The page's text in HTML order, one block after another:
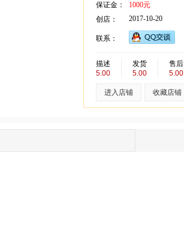
保证金：
1000元
创店：
2017-10-20
联系：
描述
5.00
发货
5.00
售后
5.00
进入店铺 收藏店铺